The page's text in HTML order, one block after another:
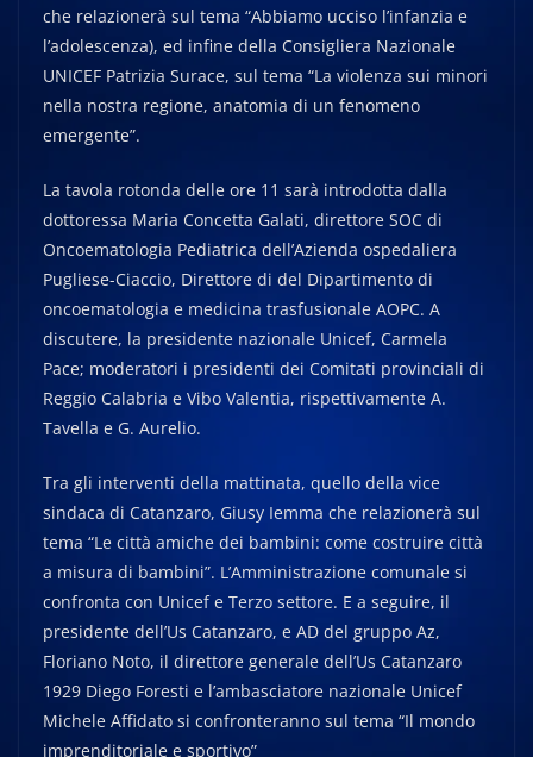
che relazionerà sul tema “Abbiamo ucciso l’infanzia e
l’adolescenza), ed infine della Consigliera Nazionale
UNICEF Patrizia Surace, sul tema “La violenza sui minori
nella nostra regione, anatomia di un fenomeno
emergente”.
La tavola rotonda delle ore 11 sarà introdotta dalla
dottoressa Maria Concetta Galati, direttore SOC di
Oncoematologia Pediatrica dell’Azienda ospedaliera
Pugliese-Ciaccio, Direttore di del Dipartimento di
oncoematologia e medicina trasfusionale AOPC. A
discutere, la presidente nazionale Unicef, Carmela
Pace; moderatori i presidenti dei Comitati provinciali di
Reggio Calabria e Vibo Valentia, rispettivamente A.
Tavella e G. Aurelio.
Tra gli interventi della mattinata, quello della vice
sindaca di Catanzaro, Giusy Iemma che relazionerà sul
tema “Le città amiche dei bambini: come costruire città
a misura di bambini”. L’Amministrazione comunale si
confronta con Unicef e Terzo settore. E a seguire, il
presidente dell’Us Catanzaro, e AD del gruppo Az,
Floriano Noto, il direttore generale dell’Us Catanzaro
1929 Diego Foresti e l’ambasciatore nazionale Unicef
Michele Affidato si confronteranno sul tema “Il mondo
imprenditoriale e sportivo”